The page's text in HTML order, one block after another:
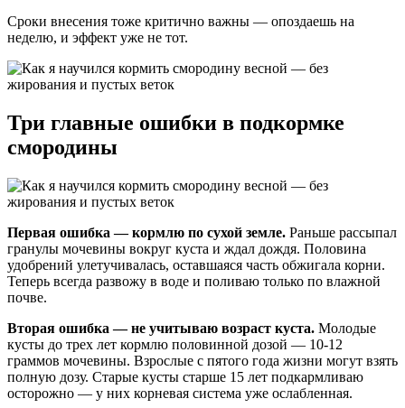
Сроки внесения тоже критично важны — опоздаешь на
неделю, и эффект уже не тот.
Три главные ошибки в подкормке
смородины
Первая ошибка — кормлю по сухой земле. Раньше рассыпал
гранулы мочевины вокруг куста и ждал дождя. Половина
удобрений улетучивалась, оставшаяся часть обжигала корни.
Теперь всегда развожу в воде и поливаю только по влажной
почве.
Вторая ошибка — не учитываю возраст куста. Молодые
кусты до трех лет кормлю половинной дозой — 10-12
граммов мочевины. Взрослые с пятого года жизни могут взять
полную дозу. Старые кусты старше 15 лет подкармливаю
осторожно — у них корневая система уже ослабленная.